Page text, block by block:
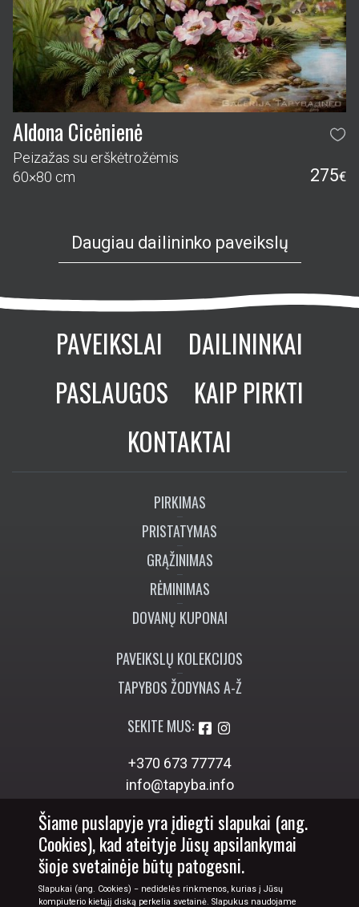
Aldona Cicėnienė
Peizažas su erškėtrožėmis
60×80 cm
275€
Daugiau dailininko paveikslų
PAVEIKSLAI
DAILININKAI
PASLAUGOS
KAIP PIRKTI
KONTAKTAI
PIRKIMAS
PRISTATYMAS
GRĄŽINIMAS
RĖMINIMAS
DOVANŲ KUPONAI
PAVEIKSLŲ KOLEKCIJOS
TAPYBOS ŽODYNAS A-Ž
SEKITE MUS:
+370 673 77774
info@tapyba.info
Šiame puslapyje yra įdiegti slapukai (ang.
Cookies), kad ateityje Jūsų apsilankymai
šioje svetainėje būtų patogesni.
Slapukai (ang. Cookies) − nedidelės rinkmenos, kurias į Jūsų
kompiuterio kietąjį diską perkelia svetainė. Slapukus naudojame